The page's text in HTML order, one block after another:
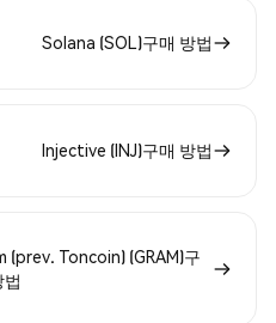
Solana (SOL)구매 방법
Injective (INJ)구매 방법
(prev. Toncoin) (GRAM)구